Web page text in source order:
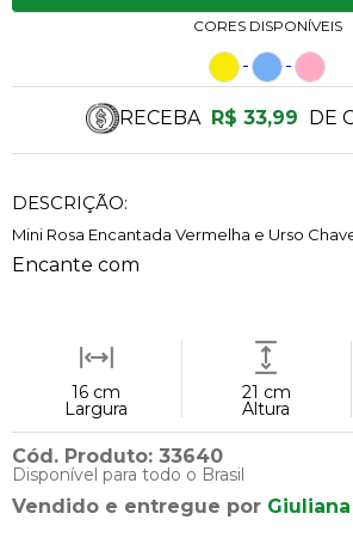
DESCRIÇÃO:
Mini Rosa Encantada Vermelha e Urso
Encante com
CORES DISPONÍVEIS
16 cm
Largura
21 cm
Altura
Cód. Produto: 33640
Disponível para todo o Brasil
Vendido e entregue por
RECEBA R$ 33,99 DE